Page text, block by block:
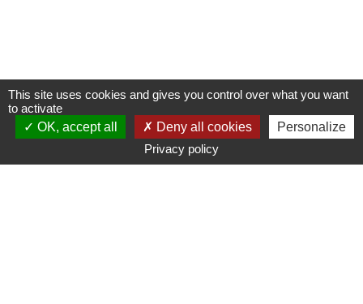
This site uses cookies and gives you control over what you want
to activate
OK, accept all
Deny all cookies
Personalize
Privacy policy